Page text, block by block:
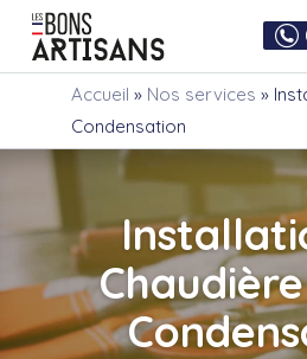
Accueil » Nos services »
Condensation